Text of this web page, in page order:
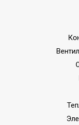
Вид
Индикация
Наличие BIM
Индикация
отработанных
Объем